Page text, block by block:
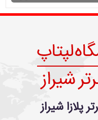
پلازا شیراز